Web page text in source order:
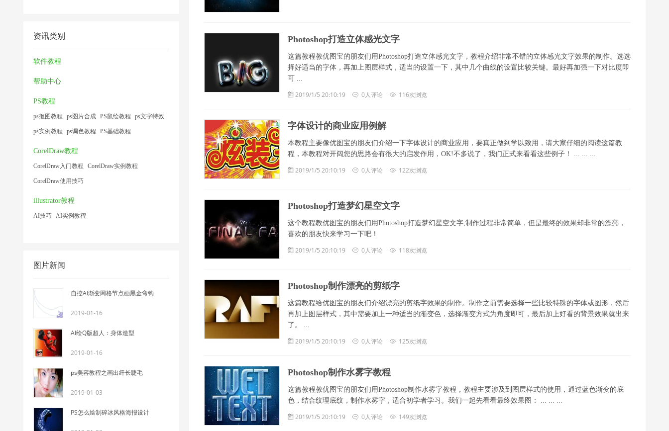
资讯类别
软件教程
帮助中心
PS教程
ps抠图教程 ps图片合成 PS鼠绘教程 ps文字特效
ps实例教程 ps调色教程 PS基础教程
CorelDraw教程
CorelDraw入门教程 CorelDraw实例教程
CorelDraw使用技巧
illustrator教程
AI技巧 AI实例教程
图片新闻
自控AI渐变网格节点画黑金弯钩
2019-01-16
AI绘Q版超人：身体造型
2019-01-16
ps美容教程之画出纤长睫毛
2019-01-03
PS怎么绘制碎冰风格海报设计
Photoshop打造立体感光文字
这篇教程教优图宝的朋友们用Photoshop打造立体感光文字，教程介绍非常不错的立体感光文字效果的制作。选选
择好适当的字体，再加上图层样式，适当的设置一下，其中几个曲线的设置比较关键。最好再加强一下对比度即
可 ...
2019/1/5 20:10:19 0人评论 116次浏览
字体设计的商业应用例解
本教程主要像优图宝的朋友们介绍一下字体设计的商业应用，要真正做到学以致用，请大家仔细的阅读这篇教
程，本教程对开阔您的思路会有很大的启发作用，OK!不多说了，我们正式来看看这些例子！ ... ... ...
2019/1/5 20:10:19 0人评论 122次浏览
Photoshop打造梦幻星空文字
这个教程教优图宝的朋友们用Photoshop打造梦幻星空文字,制作过程非常简单，但是最终的效果却非常的漂亮，
喜欢的朋友快来学习一下吧！
2019/1/5 20:10:19 0人评论 118次浏览
Photoshop制作漂亮的剪纸字
这篇教程给优图宝的朋友们介绍漂亮的剪纸字效果的制作。制作之前需要选择一些比较特殊的字体或图形，然后
再加上图层样式，其中需要加上一种适当的渐变色，选择渐变方式为角度即可，最后加上好看的背景效果就出来
了。 ...
2019/1/5 20:10:19 0人评论 125次浏览
Photoshop制作水雾字教程
这篇教程教优图宝的朋友们用Photoshop制作水雾字教程，教程主要涉及到图层样式的使用，通过蓝色渐变的底
色，结合纹理底纹，制作水雾字，适合初学者学习。我们一起先看看最终效果图： ... ... ...
2019/1/5 20:10:19 0人评论 149次浏览